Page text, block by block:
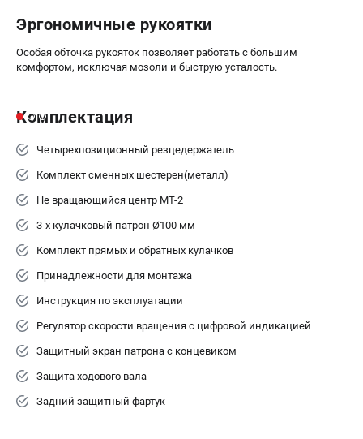
Эргономичные рукоятки
Особая обточка рукояток позволяет работать с большим
комфортом, исключая мозоли и быструю усталость.
Комплектация
Четырехпозиционный резцедержатель
Комплект сменных шестерен(металл)
Не вращающийся центр MT-2
3-х кулачковый патрон Ø100 мм
Комплект прямых и обратных кулачков
Принадлежности для монтажа
Инструкция по эксплуатации
Регулятор скорости вращения с цифровой индикацией
Защитный экран патрона с концевиком
Защита ходового вала
Задний защитный фартук